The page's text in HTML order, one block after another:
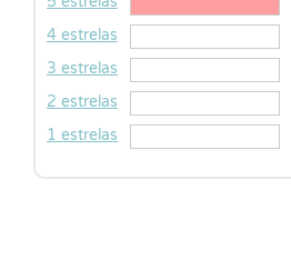
4 estrelas
3 estrelas
2 estrelas
1 estrelas